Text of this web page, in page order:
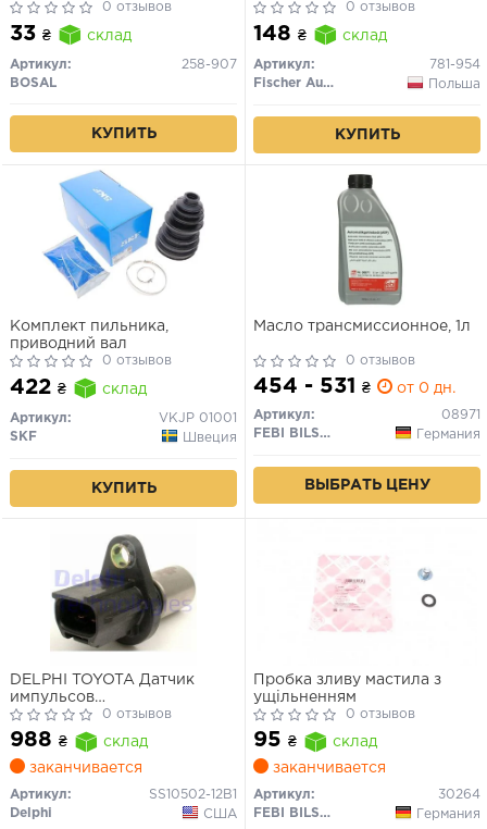
0 отзывов
33 ₴ склад
Артикул:
258-907
BOSAL
КУПИТЬ
0 отзывов
148 ₴ склад
Артикул:
781-954
Fischer Automotive One (FA1)
Польша
КУПИТЬ
Комплект пильника,
приводний вал
0 отзывов
422 ₴ склад
Артикул:
VKJP 01001
SKF
Швеция
КУПИТЬ
Масло трансмиссионное, 1л
0 отзывов
454 - 531 ₴ от 0 дн.
Артикул:
08971
FEBI BILSTEIN
Германия
ВЫБРАТЬ ЦЕНУ
DELPHI TOYOTA Датчик
импульсов
Avensis,Corolla,Lexus RX
1.3/3.0 00-
0 отзывов
988 ₴
склад
заканчивается
Артикул:
SS10502-12B1
Delphi
США
Пробка зливу мастила з
ущільненням
0 отзывов
95 ₴
склад
заканчивается
Артикул:
30264
FEBI BILSTEIN
Германия